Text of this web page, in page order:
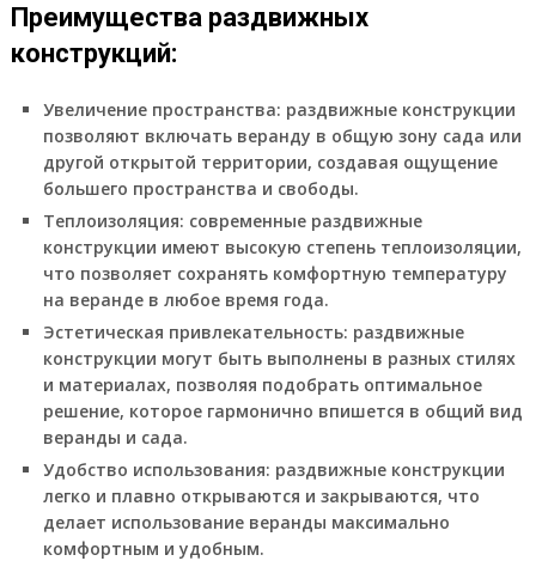
Преимущества раздвижных
конструкций:
Увеличение пространства: раздвижные конструкции
позволяют включать веранду в общую зону сада или
другой открытой территории, создавая ощущение
большего пространства и свободы.
Теплоизоляция: современные раздвижные
конструкции имеют высокую степень теплоизоляции,
что позволяет сохранять комфортную температуру
на веранде в любое время года.
Эстетическая привлекательность: раздвижные
конструкции могут быть выполнены в разных стилях
и материалах, позволяя подобрать оптимальное
решение, которое гармонично впишется в общий вид
веранды и сада.
Удобство использования: раздвижные конструкции
легко и плавно открываются и закрываются, что
делает использование веранды максимально
комфортным и удобным.